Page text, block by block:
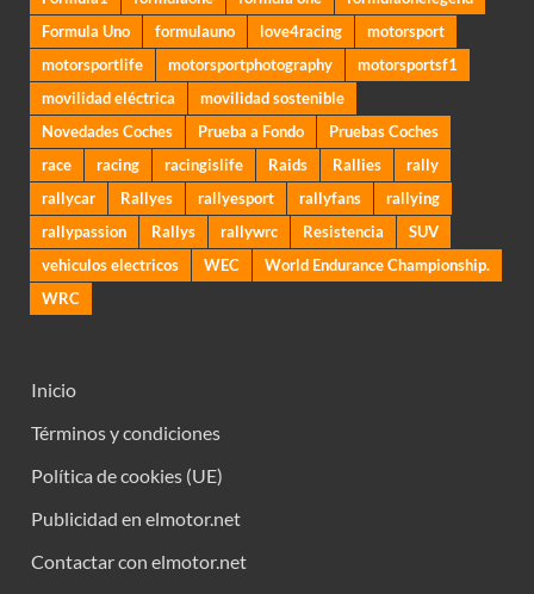
Formula Uno
formulauno love4racing
motorsport
motorsportlife
motorsportphotography
motorsportsf1
movilidad eléctrica
movilidad sostenible
Novedades Coches
Prueba a Fondo
Pruebas Coches
race
racing racingislife Raids Rallies
rally
rallycar
Rallyes rallyesport rallyfans
rallying
rallypassion
Rallys rallywrc Resistencia
SUV
vehiculos electricos
WEC
World Endurance Championship.
WRC
Inicio
Términos y condiciones
Política de cookies (UE)
Publicidad en elmotor.net
Contactar con elmotor.net